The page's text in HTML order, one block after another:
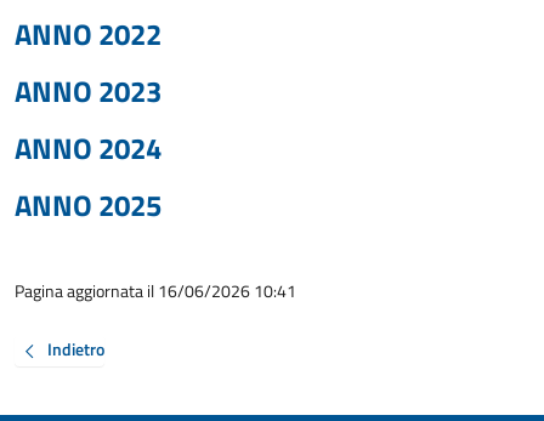
ANNO 2022
ANNO 2023
ANNO 2024
ANNO 2025
Pagina aggiornata il 16/06/2026 10:41
Indietro